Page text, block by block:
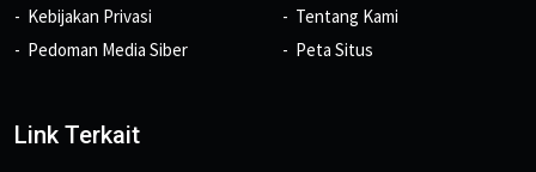
Kebijakan Privasi
Pedoman Media Siber
Tentang Kami
Peta Situs
Link Terkait